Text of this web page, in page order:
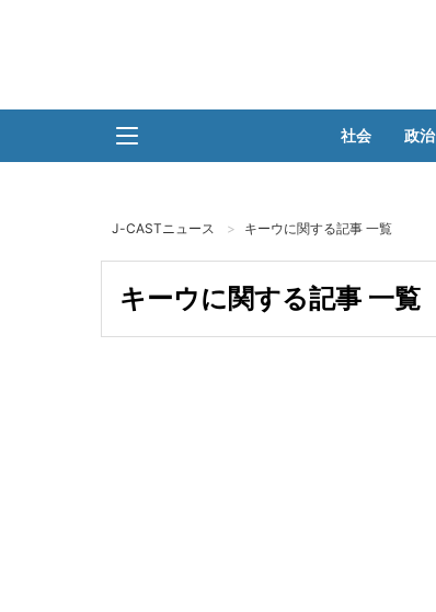
社会 政治
J-CASTニュース キーウに関する記事 一覧
キーウに関する記事 一覧